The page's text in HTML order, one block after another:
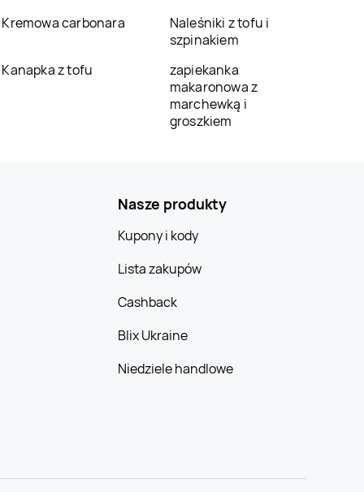
Kremowa carbonara
Naleśniki z tofu i
szpinakiem
Kanapka z tofu
zapiekanka
makaronowa z
marchewką i
groszkiem
Nasze produkty
Kupony i kody
Lista zakupów
Cashback
Blix Ukraine
Niedziele handlowe